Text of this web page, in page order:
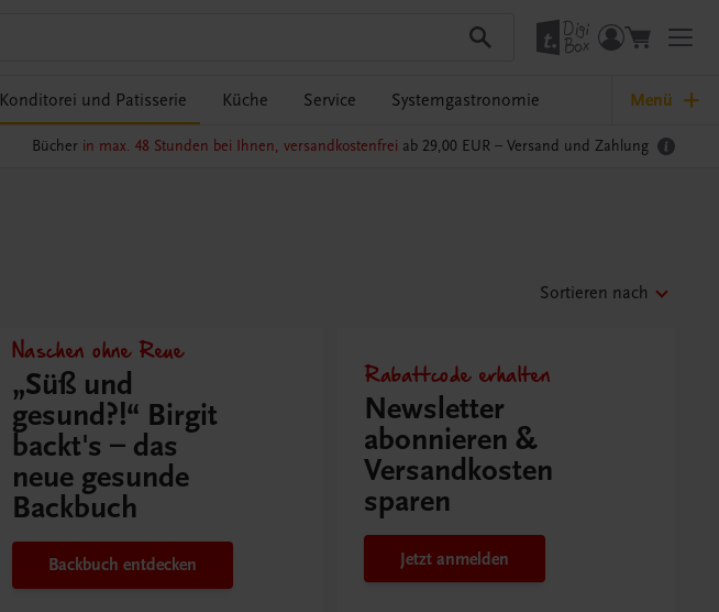
Konditorei und Patisserie Küche Service Systemgastronomie Menü
Bücher in max. 48 Stunden bei Ihnen, versandkostenfrei ab 29,00 EUR – Versand und Zahlung
Sortieren nach
Naschen ohne Reue
„Süß und
gesund?!“ Birgit
backt's – das
neue gesunde
Backbuch
Backbuch entdecken
Rabattcode erhalten
Newsletter
abonnieren &
Versandkosten
sparen
Jetzt anmelden